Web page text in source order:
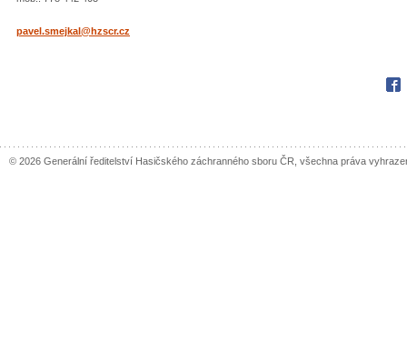
pavel.smejkal@hzscr.cz
© 2026 Generální ředitelství Hasičského záchranného sboru ČR, všechna práva